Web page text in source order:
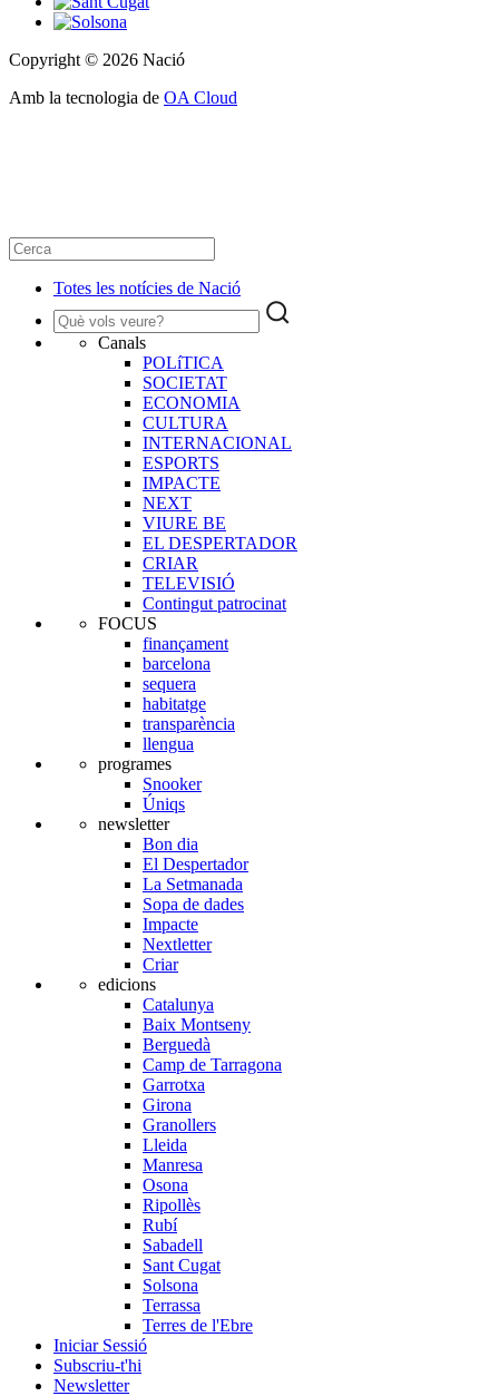
Copyright © 2026 Nació
Amb la tecnologia de OA Cloud
Totes les notícies de Nació
Canals
POLíTICA
SOCIETAT
ECONOMIA
CULTURA
INTERNACIONAL
ESPORTS
IMPACTE
NEXT
VIURE BE
EL DESPERTADOR
CRIAR
TELEVISIÓ
Contingut patrocinat
FOCUS
finançament
barcelona
sequera
habitatge
transparència
llengua
programes
Snooker
Úniqs
newsletter
Bon dia
El Despertador
La Setmanada
Sopa de dades
Impacte
Nextletter
Criar
edicions
Catalunya
Baix Montseny
Berguedà
Camp de Tarragona
Garrotxa
Girona
Granollers
Lleida
Manresa
Osona
Ripollès
Rubí
Sabadell
Sant Cugat
Solsona
Terrassa
Terres de l'Ebre
Iniciar Sessió
Subscriu-t'hi
Newsletter